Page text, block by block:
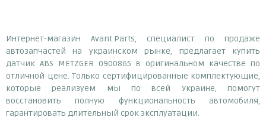
Интернет-магазин Avant.Parts, специалист по продаже
автозапчастей на украинском рынке, предлагает купить
датчик ABS METZGER 0900865 в оригинальном качестве по
отличной цене. Только сертифицированные комплектующие,
которые реализуем мы по всей Украине, помогут
восстановить полную функциональность автомобиля,
гарантировать длительный срок эксплуатации.